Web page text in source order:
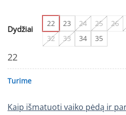
Dydžiai
22 23 24 25 26
32
33 34 35
22
Turime
Kaip išmatuoti vaiko pėdą ir